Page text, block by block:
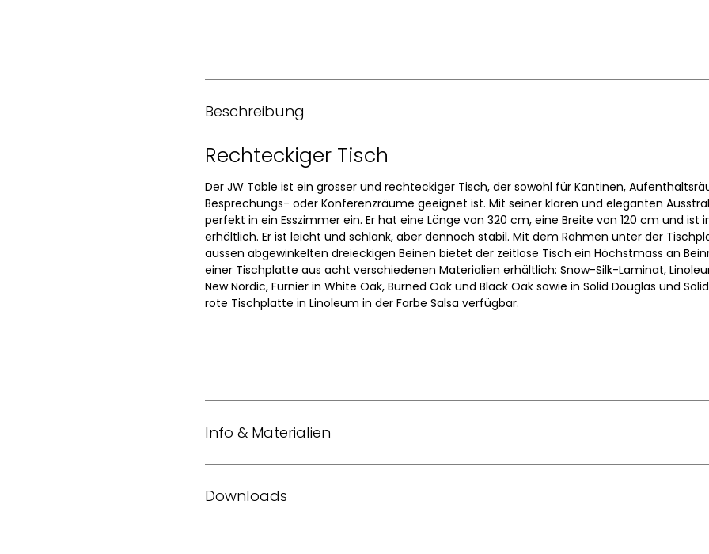
Beschreibung
Rechteckiger Tisch
Der JW Table ist ein grosser und rechteckiger Tisch, der sowohl für Kantinen,
Besprechungs- oder Konferenzräume geeignet ist. Mit seiner klaren und eleganten
perfekt in ein Esszimmer ein. Er hat eine Länge von 320 cm, eine Breite von 120 cm und ist
erhältlich. Er ist leicht und schlank, aber dennoch stabil. Mit dem Rahmen unter der
aussen abgewinkelten dreieckigen Beinen bietet der zeitlose Tisch ein Höchstmass an
einer Tischplatte aus acht verschiedenen Materialien erhältlich: Snow-Silk-Laminat,
New Nordic, Furnier in White Oak, Burned Oak und Black Oak sowie in Solid Douglas und
rote Tischplatte in Linoleum in der Farbe Salsa verfügbar.
Info & Materialien
Downloads